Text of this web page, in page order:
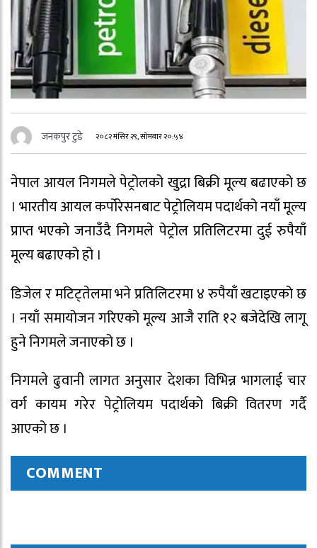
जनकपुर टुडे २०८२ मंसिर २९, सोमबार २०:५४
नेपाल आयल निगमले पेट्रोलको खुद्रा बिक्री मूल्य बढाएको छ
। भारतीय आयल कर्पोरेसनबाट पेट्रोलियम पदार्थको नयाँ मूल्य
प्राप्त भएको जनाउँदै निगमले पेट्रोल प्रतिलिटरमा दुई रुपैयाँ
मूल्य बढाएको हो ।
डिजेल र मटिट्तेलमा भने प्रतिलिटरमा ४ रुपैयाँ खटाइएको छ
। नयाँ समायोजन गरिएको मूल्य आजै राति १२ बजेदेखि लागू
हुने निगमले जनाएको छ ।
निगमले ढुवानी लागत अनुसार देशका विभिन्न भागलाई चार
वर्ग कायम गरेर पेट्रोलियम पदार्थको बिक्री वितरण गर्दै
आएको छ ।
COMMENT